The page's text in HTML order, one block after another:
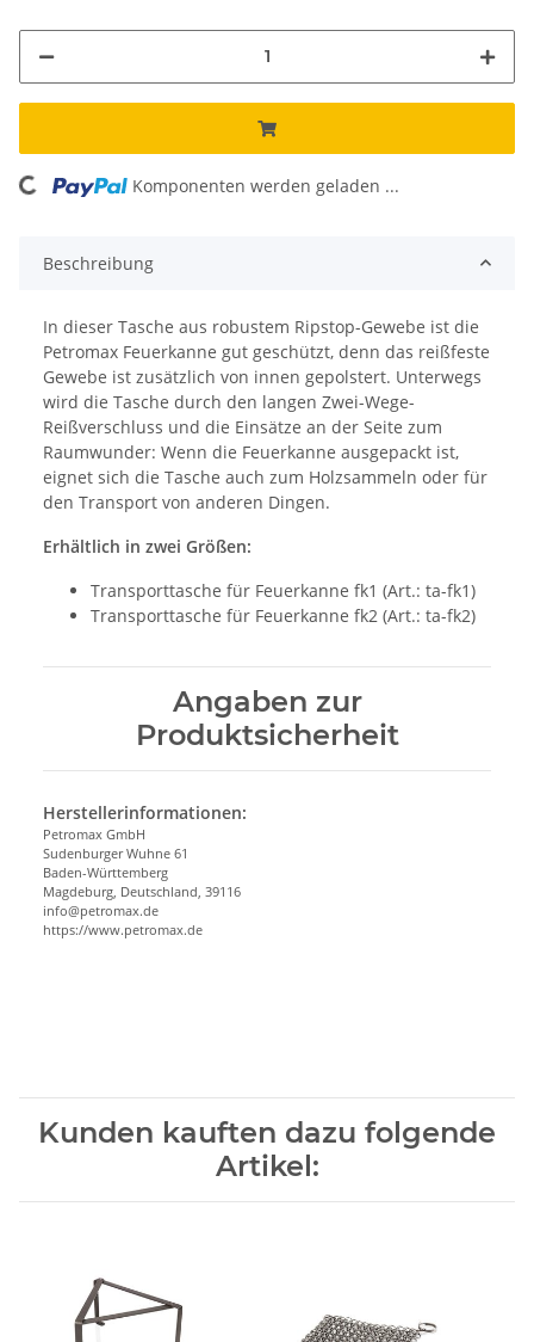
Loading... Komponenten werden geladen ...
Beschreibung
In dieser Tasche aus robustem Ripstop-Gewebe ist die
Petromax Feuerkanne gut geschützt, denn das reißfeste
Gewebe ist zusätzlich von innen gepolstert. Unterwegs
wird die Tasche durch den langen Zwei-Wege-
Reißverschluss und die Einsätze an der Seite zum
Raumwunder: Wenn die Feuerkanne ausgepackt ist,
eignet sich die Tasche auch zum Holzsammeln oder für
den Transport von anderen Dingen.
Erhältlich in zwei Größen:
Transporttasche für Feuerkanne fk1 (Art.: ta-fk1)
Transporttasche für Feuerkanne fk2 (Art.: ta-fk2)
Angaben zur
Produktsicherheit
Herstellerinformationen:
Petromax GmbH
Sudenburger Wuhne 61
Baden-Württemberg
Magdeburg, Deutschland, 39116
info@petromax.de
https://www.petromax.de
Kunden kauften dazu folgende
Artikel: